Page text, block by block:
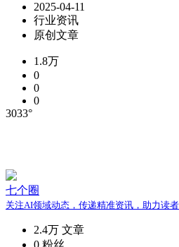
2025-04-11
行业资讯
原创文章
1.8万
0
0
0
3033°
七个圈
关注AI领域动态，传递精准资讯，助力读
2.4万 文章